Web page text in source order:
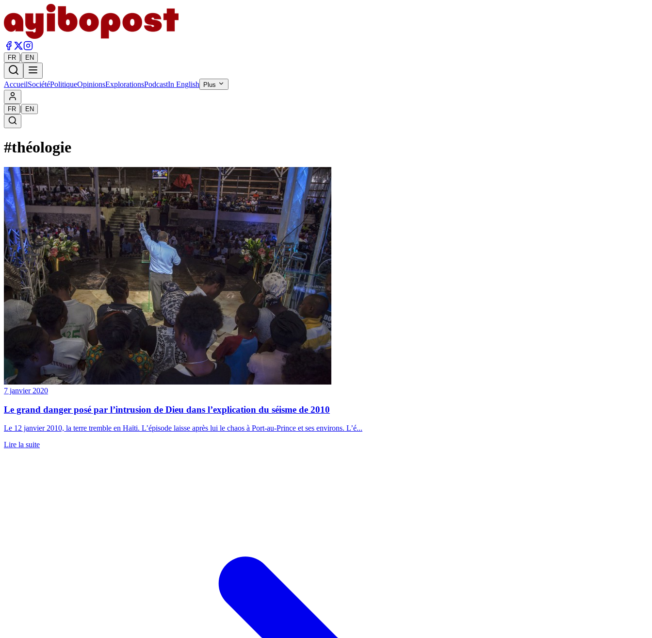
FR | EN
AccueilSociétéPolitiqueOpinionsExplorationsPodcastIn English Plus
FR | EN
#théologie
7 janvier 2020
Le grand danger posé par l’intrusion de Dieu dans l’explication du séisme de 2010
Le 12 janvier 2010, la terre tremble en Haïti. L’épisode laisse après lui le chaos à Port-au-Prince et ses environs. L’é...
Lire la suite